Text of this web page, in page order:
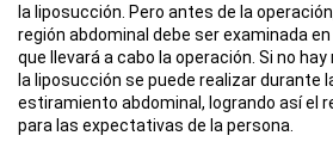
la liposucción. Pero antes de la
región abdominal debe ser examinada
que llevará a cabo la operación. Si no
la liposucción se puede realizar durante
estiramiento abdominal, logrando así el
para las expectativas de la persona.